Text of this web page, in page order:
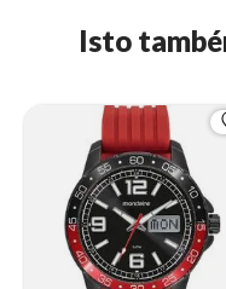
Isto